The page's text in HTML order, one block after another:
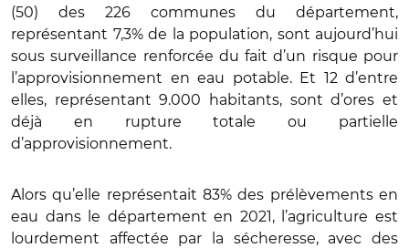
(50) des 226 communes du département,
représentant 7,3% de la population, sont aujourd’hui
sous surveillance renforcée du fait d’un risque pour
l’approvisionnement en eau potable. Et 12 d’entre
elles, représentant 9.000 habitants, sont d’ores et
déjà en rupture totale ou partielle
d’approvisionnement.
Alors qu’elle représentait 83% des prélèvements en
eau dans le département en 2021, l’agriculture est
lourdement affectée par la sécheresse, avec des